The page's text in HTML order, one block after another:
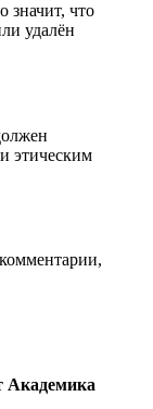
значит, что
удалён
этическим
Академика